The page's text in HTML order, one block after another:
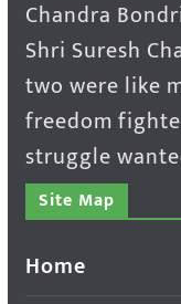
Chandra
Shri Suresh
two were like
freedom
struggle
Site Map
Home